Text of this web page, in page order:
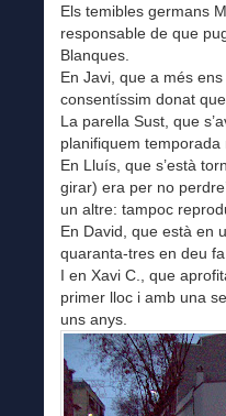
Els temibles germans
responsable de que
Blanques.
En Javi, que a més
consentíssim donat
La parella Sust, que
planifiquem temporada
En Lluís, que s’està
girar) era per no
un altre: tampoc
En David, que està en
quaranta-tres en deu fa
I en Xavi C., que
primer lloc i amb una
uns anys.